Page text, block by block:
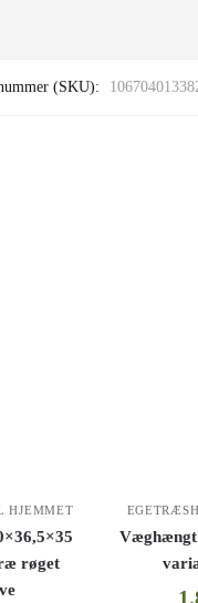
(SKU):
HJEMMET
røget
Væghængt